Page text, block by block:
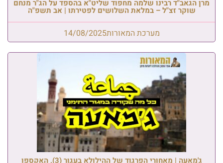
מרן הגאב"ד רבינו שלמה מחפוד שליט"א בהספד על הג"ר מנחם
שוקר זצ"ל – במלאת השלושים לפטירתו | אב תשפ"ה
מערכת המאורות14/08/2025
גַ'מַאעַה | מאחורי הפרגוד של ההילולא בעגור (3), האקספו